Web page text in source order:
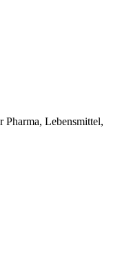
Pharma, Lebensmittel,